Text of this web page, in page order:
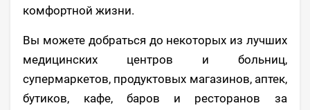
комфортной жизни.
Вы можете добраться до некоторых из лучших
медицинских центров и больниц,
супермаркетов, продуктовых магазинов, аптек,
бутиков, кафе, баров и ресторанов за